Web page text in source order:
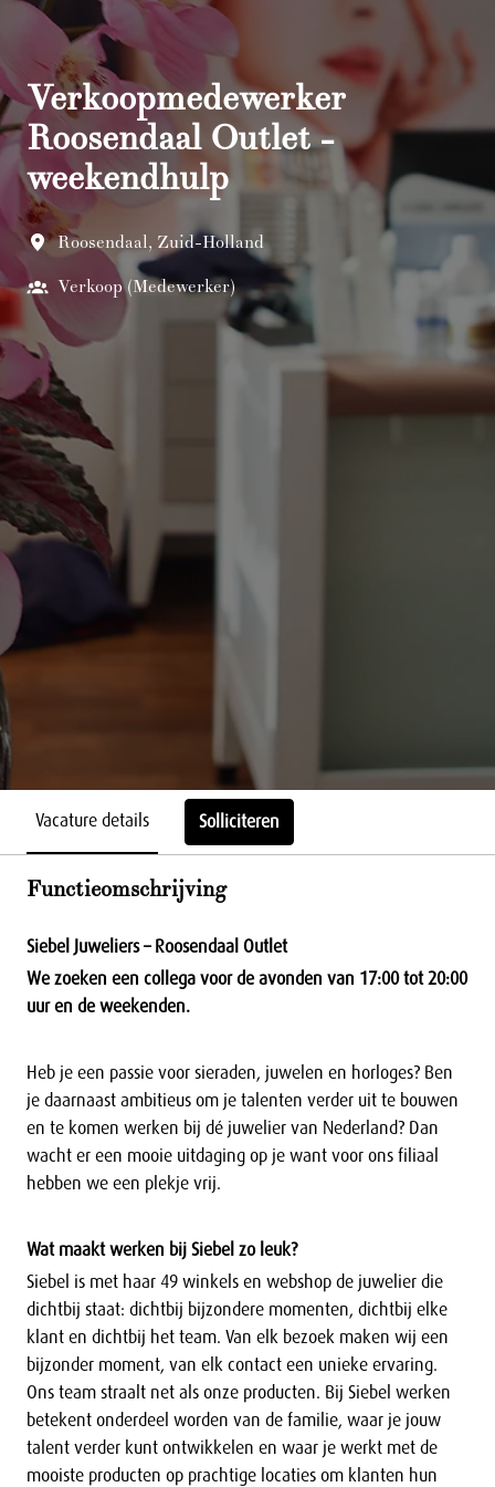
Verkoopmedewerker
Roosendaal Outlet -
weekendhulp
Roosendaal, Zuid-Holland
Verkoop (Medewerker)
Vacature details Solliciteren
Functieomschrijving
Siebel Juweliers – Roosendaal Outlet
We zoeken een collega voor de avonden van 17:00 tot 20:00
uur en de weekenden.
Heb je een passie voor sieraden, juwelen en horloges? Ben
je daarnaast ambitieus om je talenten verder uit te bouwen
en te komen werken bij dé juwelier van Nederland? Dan
wacht er een mooie uitdaging op je want voor ons filiaal
hebben we een plekje vrij.
Wat maakt werken bij Siebel zo leuk?
Siebel is met haar 49 winkels en webshop de juwelier die
dichtbij staat: dichtbij bijzondere momenten, dichtbij elke
klant en dichtbij het team. Van elk bezoek maken wij een
bijzonder moment, van elk contact een unieke ervaring.
Ons team straalt net als onze producten. Bij Siebel werken
betekent onderdeel worden van de familie, waar je jouw
talent verder kunt ontwikkelen en waar je werkt met de
mooiste producten op prachtige locaties om klanten hun